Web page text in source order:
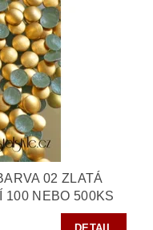
02 ZLATÁ
100 NEBO 500KS